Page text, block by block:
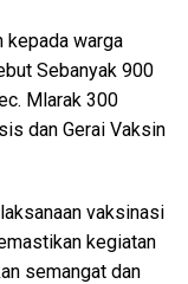
kepada warga
Sebanyak 900
Mlarak 300
dan Gerai Vaksin
vaksinasi
kegiatan
semangat dan